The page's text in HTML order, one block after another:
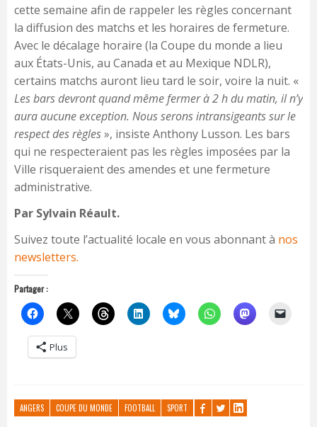
cette semaine afin de rappeler les règles concernant
la diffusion des matchs et les horaires de fermeture.
Avec le décalage horaire (la Coupe du monde a lieu
aux États-Unis, au Canada et au Mexique NDLR),
certains matchs auront lieu tard le soir, voire la nuit. «
Les bars devront quand même fermer à 2 h du matin, il n’y
aura aucune exception. Nous serons intransigeants sur le
respect des règles», insiste Anthony Lusson. Les bars
qui ne respecteraient pas les règles imposées par la
Ville risqueraient des amendes et une fermeture
administrative.
Par Sylvain Réault.
Suivez toute l’actualité locale en vous abonnant à nos
newsletters.
Partager :
Plus
ANGERS COUPE DU MONDE FOOTBALL SPORT